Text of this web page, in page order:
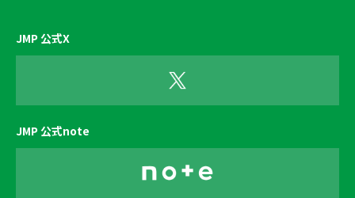
JMP 公式X
JMP 公式note